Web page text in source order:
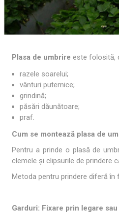
Plasa de umbrire este folosită,
razele soarelui;
vânturi puternice;
grindină;
păsări dăunătoare;
praf.
Cum se montează plasa de
Pentru a prinde o plasă de
clemele și clipsurile de prindere
Metoda pentru prindere diferă în
Garduri: Fixare prin